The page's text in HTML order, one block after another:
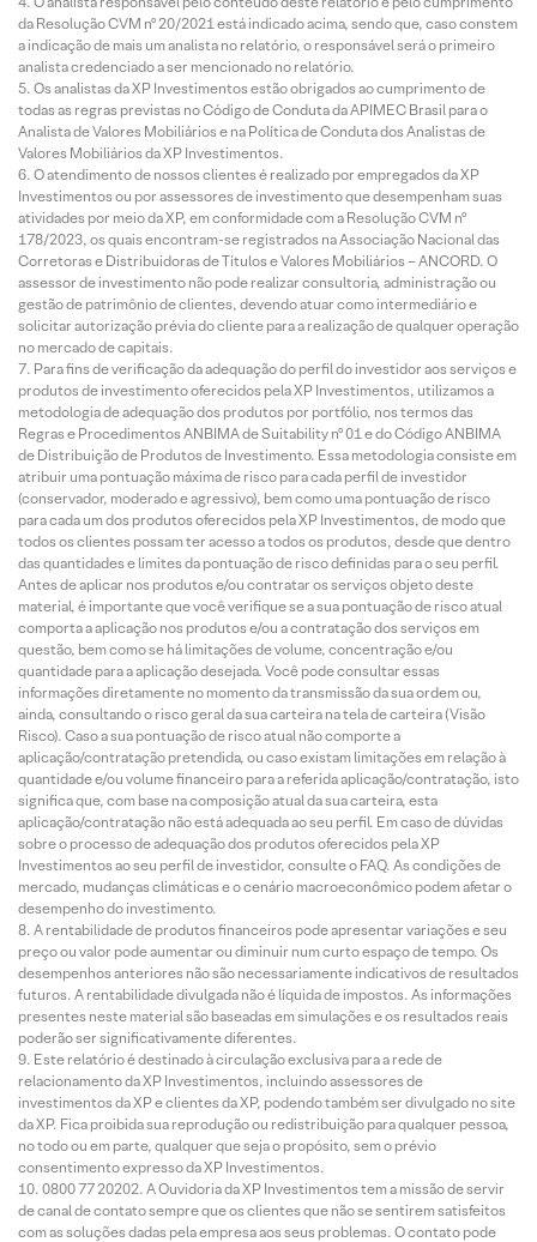
da Resolução CVM nº 20/2021 está indicado acima, sendo que, caso constem
a indicação de mais um analista no relatório, o responsável será o primeiro
analista credenciado a ser mencionado no relatório.
Os analistas da XP Investimentos estão obrigados ao cumprimento de
todas as regras previstas no Código de Conduta da APIMEC Brasil para o
Analista de Valores Mobiliários e na Política de Conduta dos Analistas de
Valores Mobiliários da XP Investimentos.
O atendimento de nossos clientes é realizado por empregados da XP
Investimentos ou por assessores de investimento que desempenham suas
atividades por meio da XP, em conformidade com a Resolução CVM nº
178/2023, os quais encontram-se registrados na Associação Nacional das
Corretoras e Distribuidoras de Títulos e Valores Mobiliários – ANCORD. O
assessor de investimento não pode realizar consultoria, administração ou
gestão de patrimônio de clientes, devendo atuar como intermediário e
solicitar autorização prévia do cliente para a realização de qualquer operação
no mercado de capitais.
Para fins de verificação da adequação do perfil do investidor aos serviços e
produtos de investimento oferecidos pela XP Investimentos, utilizamos a
metodologia de adequação dos produtos por portfólio, nos termos das
Regras e Procedimentos ANBIMA de Suitability nº 01 e do Código ANBIMA
de Distribuição de Produtos de Investimento. Essa metodologia consiste em
atribuir uma pontuação máxima de risco para cada perfil de investidor
(conservador, moderado e agressivo), bem como uma pontuação de risco
para cada um dos produtos oferecidos pela XP Investimentos, de modo que
todos os clientes possam ter acesso a todos os produtos, desde que dentro
das quantidades e limites da pontuação de risco definidas para o seu perfil.
Antes de aplicar nos produtos e/ou contratar os serviços objeto deste
material, é importante que você verifique se a sua pontuação de risco atual
comporta a aplicação nos produtos e/ou a contratação dos serviços em
questão, bem como se há limitações de volume, concentração e/ou
quantidade para a aplicação desejada. Você pode consultar essas
informações diretamente no momento da transmissão da sua ordem ou,
ainda, consultando o risco geral da sua carteira na tela de carteira (Visão
Risco). Caso a sua pontuação de risco atual não comporte a
aplicação/contratação pretendida, ou caso existam limitações em relação à
quantidade e/ou volume financeiro para a referida aplicação/contratação, isto
significa que, com base na composição atual da sua carteira, esta
aplicação/contratação não está adequada ao seu perfil. Em caso de dúvidas
sobre o processo de adequação dos produtos oferecidos pela XP
Investimentos ao seu perfil de investidor, consulte o FAQ. As condições de
mercado, mudanças climáticas e o cenário macroeconômico podem afetar o
desempenho do investimento.
A rentabilidade de produtos financeiros pode apresentar variações e seu
preço ou valor pode aumentar ou diminuir num curto espaço de tempo. Os
desempenhos anteriores não são necessariamente indicativos de resultados
futuros. A rentabilidade divulgada não é líquida de impostos. As informações
presentes neste material são baseadas em simulações e os resultados reais
poderão ser significativamente diferentes.
Este relatório é destinado à circulação exclusiva para a rede de
relacionamento da XP Investimentos, incluindo assessores de
investimentos da XP e clientes da XP, podendo também ser divulgado no site
da XP. Fica proibida sua reprodução ou redistribuição para qualquer pessoa,
no todo ou em parte, qualquer que seja o propósito, sem o prévio
consentimento expresso da XP Investimentos.
0800 77 20202. A Ouvidoria da XP Investimentos tem a missão de servir
de canal de contato sempre que os clientes que não se sentirem satisfeitos
com as soluções dadas pela empresa aos seus problemas. O contato pode